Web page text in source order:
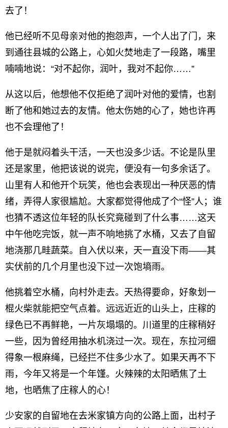
去了！
他已经听不见母亲对他的抱怨声，一个人出了门，来
到通往县城的公路上，心如火焚地走了一段路，嘴里
喃喃地说：“对不起你，润叶，我对不起你……”
从这以后，他想他不仅拒绝了润叶对他的爱情，也割
断了他和她过去的友情。他太伤她的心了，她也许再
也不会理他了！
他于是就闷着头干活，一天也没多少话。不论是队里
还是家里，他把该说的说完，便没有一句多余话了。
山里有人和他开个玩笑，他也会表现出一种厌恶的情
绪，弄得人家很尴尬。大家都觉得他成了个“怪”人；谁
也猜不透这位年轻的队长究竟碰到了什么事……这天
中午他吃完饭，就一声不响地挑了水桶，又去了自留
地浇那几畦蔬菜。自入伏以来，天一直没下雨——其
实伏前的几个月里也没下过一次饱墒雨。
他挑着空水桶，向村外走去。天热得要命，好象划一
棍火柴就能把空气点着。远远近近的山头上，庄稼的
绿色已不再鲜艳，一片灰塌塌的。川道里的庄稼稍好
一些，因为曾经用抽水机浇过一次。现在，东拉河细
得象一根麻绳，已经拦不住多少水了。如果天再不下
雨，今年又将是一个年馑。火辣辣的太阳晒焦了土
地，也晒焦了庄稼人的心！
少安家的自留地在去米家镇方向的公路上面，出村子